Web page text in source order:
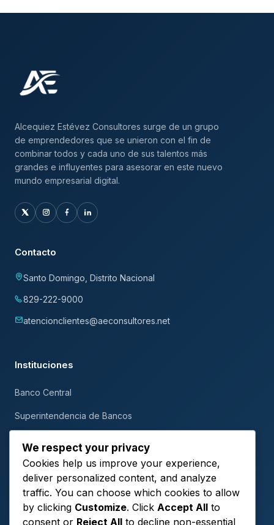
Alcequiez Estévez Consultores surge de un grupo
de emprendedores que se unieron con el fin de
combinar todos y cada uno de sus talentos más
grandes e influyentes para asesorar en este nuevo
mundo empresarial digital.
Contacto
Santo Domingo, Distrito Nacional
829-222-9000
atencionclientes@aeconsultores.net
Instituciones
Banco Central
Superintendencia de Bancos
Bolsa de Valores de RD
Boletín mensual
We respect your privacy
Cookies help us improve your experience,
deliver personalized content, and analyze
traffic. You can choose which cookies to allow
by clicking Customize. Click Accept All to
consent or Reject All to decline non-essential